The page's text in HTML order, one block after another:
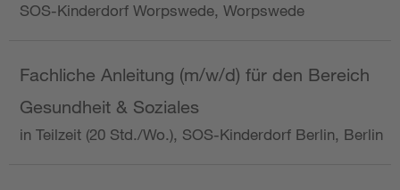
SOS-Kinderdorf Worpswede, Worpswede
Fachliche Anleitung (m/w/d) für den Bereich
Gesundheit & Soziales
in Teilzeit (20 Std./Wo.), SOS-Kinderdorf Berlin, Berlin